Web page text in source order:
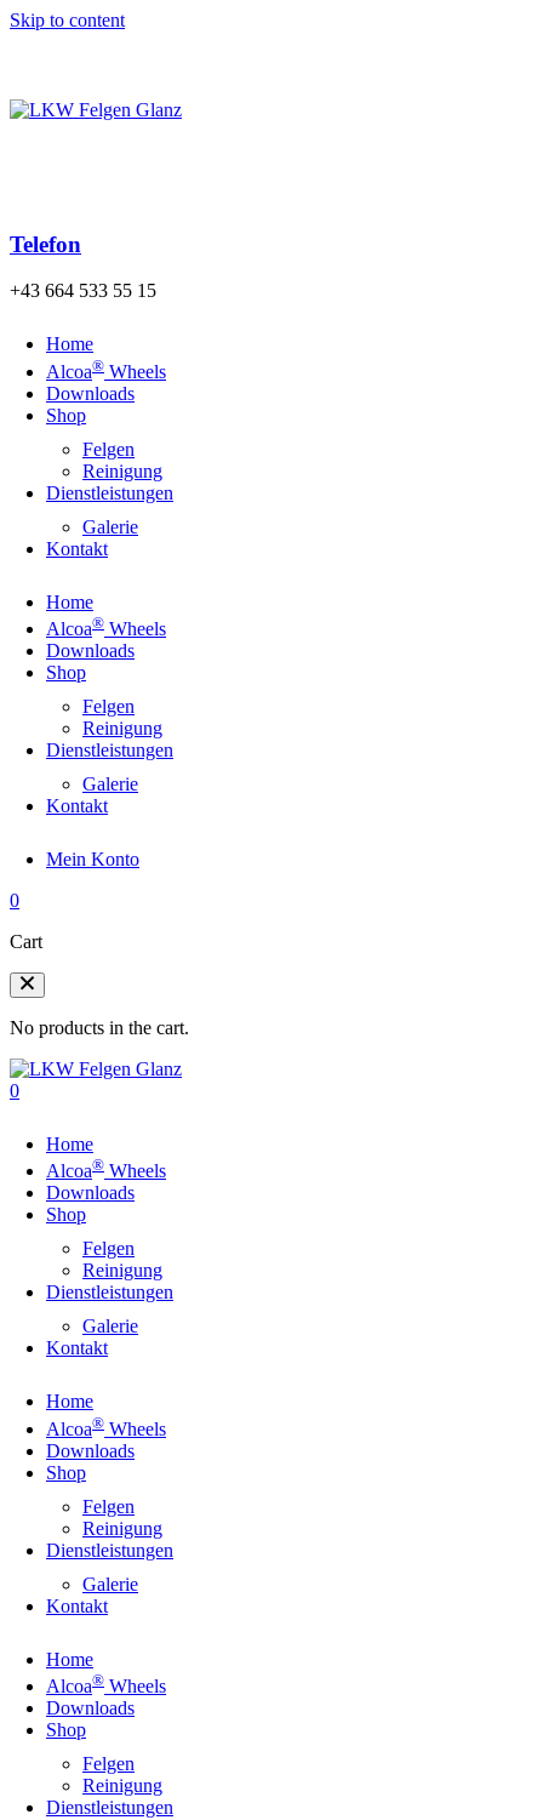
Skip to content
Telefon
+43 664 533 55 15
Home
Alcoa® Wheels
Downloads
Shop
Felgen
Reinigung
Dienstleistungen
Galerie
Kontakt
Home
Alcoa® Wheels
Downloads
Shop
Felgen
Reinigung
Dienstleistungen
Galerie
Kontakt
Mein Konto
0
Cart
No products in the cart.
0
Home
Alcoa® Wheels
Downloads
Shop
Felgen
Reinigung
Dienstleistungen
Galerie
Kontakt
Home
Alcoa® Wheels
Downloads
Shop
Felgen
Reinigung
Dienstleistungen
Galerie
Kontakt
Home
Alcoa® Wheels
Downloads
Shop
Felgen
Reinigung
Dienstleistungen